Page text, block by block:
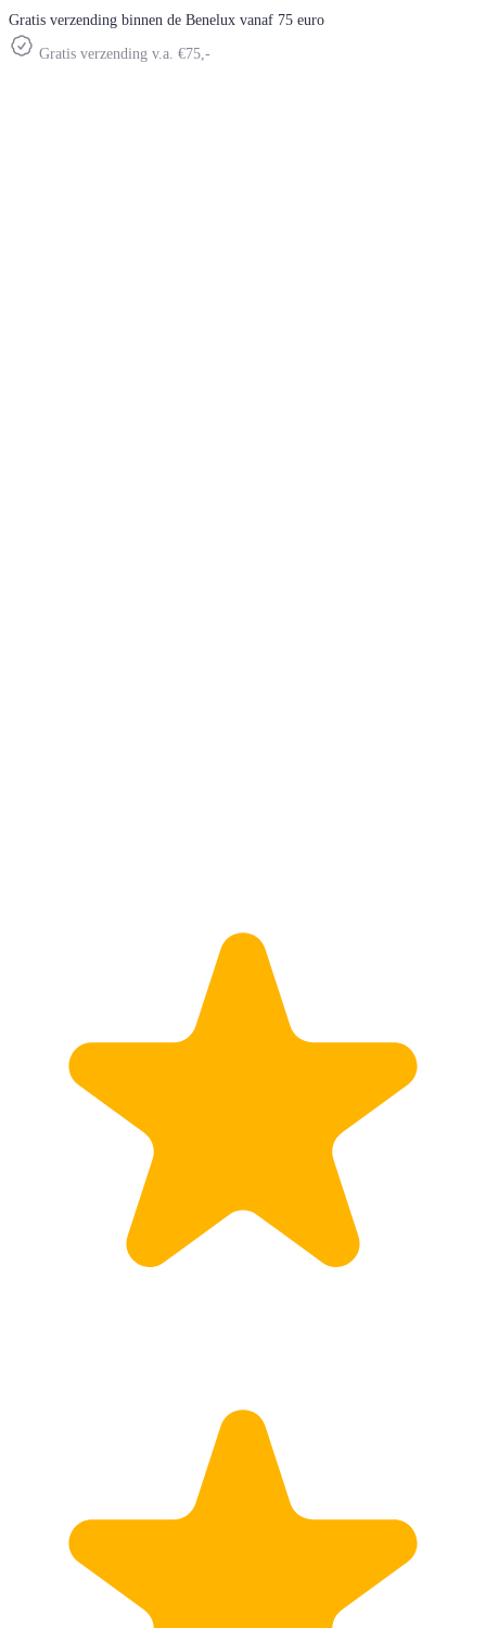
Gratis verzending binnen de Benelux vanaf 75 euro
Gratis verzending v.a. €75,-